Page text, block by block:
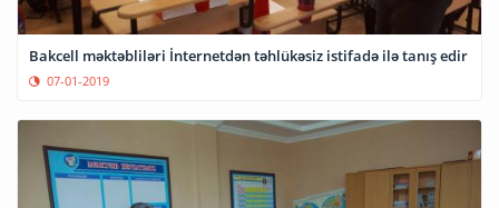
Bakcell məktəbliləri İnternetdən təhlükəsiz istifadə ilə tanış edir
07-01-2019